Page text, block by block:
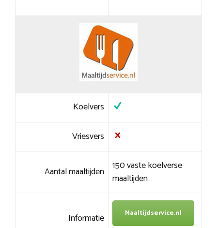
Koelvers
Vriesvers
Aantal maaltijden 150 vaste koelverse
maaltijden
Informatie Maaltijdservice.nl